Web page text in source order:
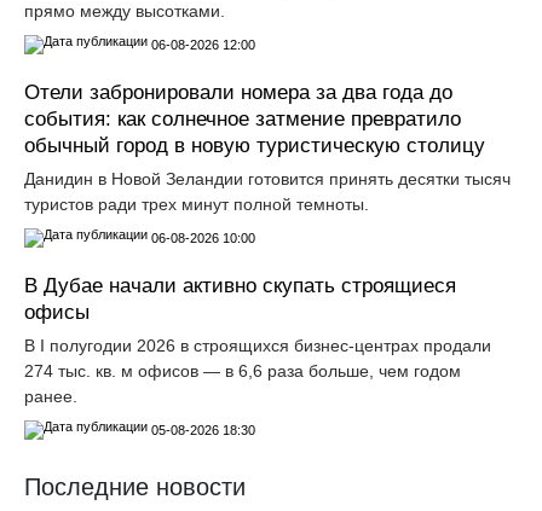
прямо между высотками.
06-08-2026 12:00
Отели забронировали номера за два года до
события: как солнечное затмение превратило
обычный город в новую туристическую столицу
Данидин в Новой Зеландии готовится принять десятки тысяч
туристов ради трех минут полной темноты.
06-08-2026 10:00
В Дубае начали активно скупать строящиеся
офисы
В I полугодии 2026 в строящихся бизнес-центрах продали
274 тыс. кв. м офисов — в 6,6 раза больше, чем годом
ранее.
05-08-2026 18:30
Последние новости